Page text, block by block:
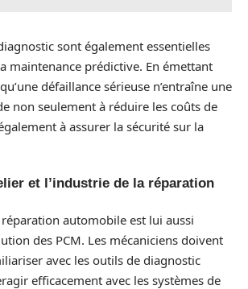
sont également essentielles
maintenance prédictive. En émettant
défaillance sérieuse n’entraîne une
non seulement à réduire les coûts de
à assurer la sécurité sur la
et l’industrie de la réparation
automobile est lui aussi
des PCM. Les mécaniciens doivent
avec les outils de diagnostic
efficacement avec les systèmes de